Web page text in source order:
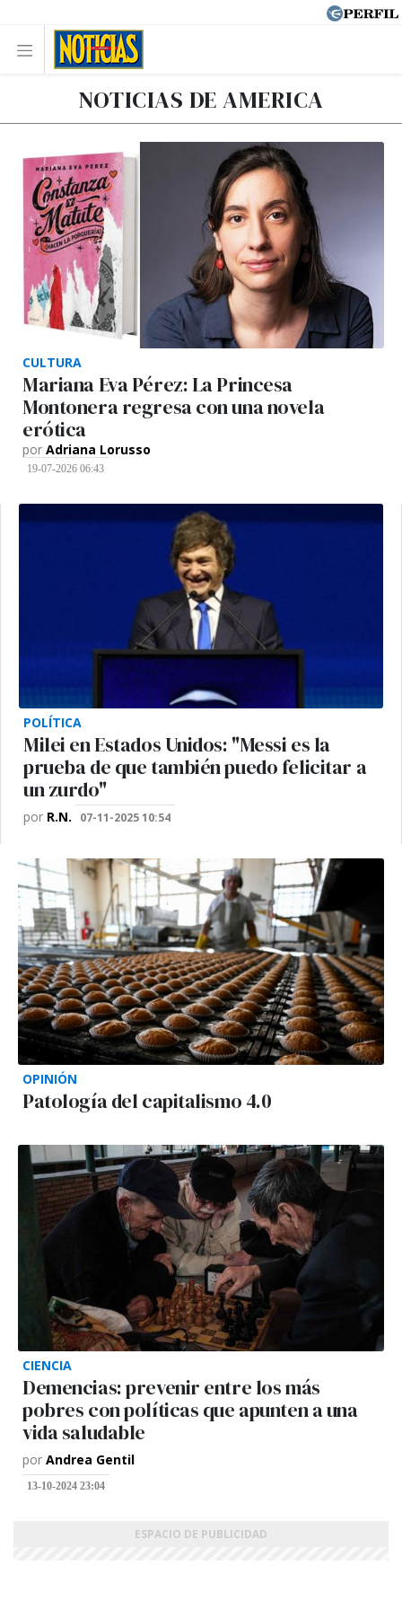
NOTICIAS DE AMERICA
CULTURA
Mariana Eva Pérez: La Princesa
Montonera regresa con una novela
erótica
por Adriana Lorusso
19-07-2026 06:43
POLÍTICA
Milei en Estados Unidos: "Messi es la
prueba de que también puedo felicitar a
un zurdo"
por R.N. 07-11-2025 10:54
OPINIÓN
Patología del capitalismo 4.0
CIENCIA
Demencias: prevenir entre los más
pobres con políticas que apunten a una
vida saludable
por Andrea Gentil
13-10-2024 23:04